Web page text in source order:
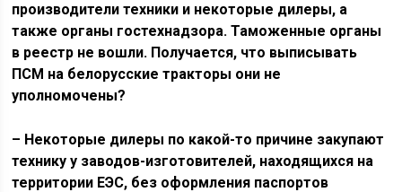
производители техники и некоторые дилеры, а
также органы гостехнадзора. Таможенные органы
в реестр не вошли. Получается, что выписывать
ПСМ на белорусские тракторы они не
уполномочены?
– Некоторые дилеры по какой-то причине закупают
технику у заводов-изготовителей, находящихся на
территории ЕЭС, без оформления паспортов